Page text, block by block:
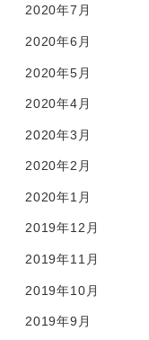
2020年7月
2020年6月
2020年5月
2020年4月
2020年3月
2020年2月
2020年1月
2019年12月
2019年11月
2019年10月
2019年9月